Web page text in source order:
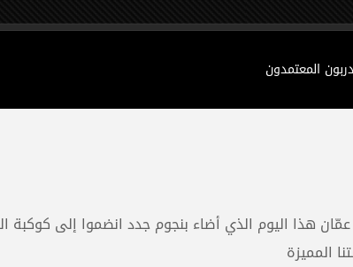
المعتمدون
عمّان هذا اليوم الذي أضاء بنجوم جدد انضموا إلى
المميزة